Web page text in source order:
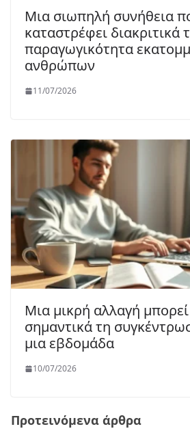
Μια σιωπηλή συνήθεια
καταστρέφει διακριτικά
παραγωγικότητα
ανθρώπων
11/07/2026
Μια μικρή αλλαγή
σημαντικά τη
μια εβδομάδα
10/07/2026
Προτεινόμενα άρθρα